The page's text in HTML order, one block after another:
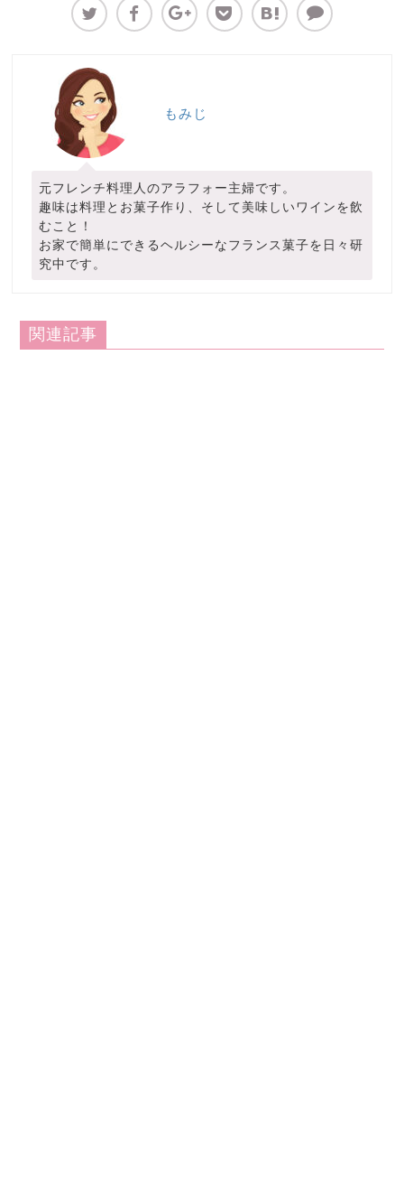
もみじ
元フレンチ料理人のアラフォー主婦です。
趣味は料理とお菓子作り、そして美味しいワインを飲
むこと！
お家で簡単にできるヘルシーなフランス菓子を日々研
究中です。
関連記事